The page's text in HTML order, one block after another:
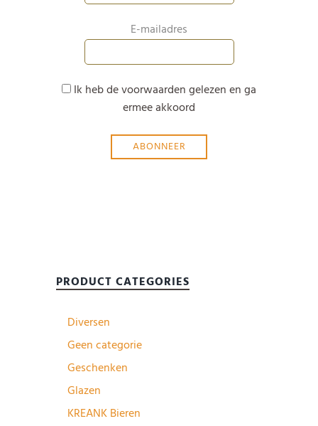
E-mailadres
Ik heb de voorwaarden gelezen en ga
ermee akkoord
PRODUCT CATEGORIES
Diversen
Geen categorie
Geschenken
Glazen
KREANK Bieren